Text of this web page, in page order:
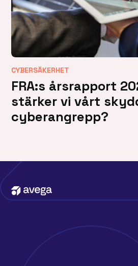
CYBERSÄKERHET
FRA:s årsrapport
stärker vi vårt
cyberangrepp?